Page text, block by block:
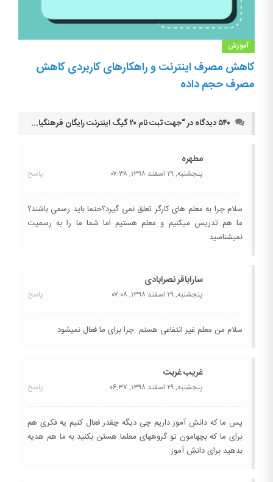
آموزش
کاهش مصرف اینترنت و راهکارهای کاربردی کاهش
مصرف حجم داده
جهت ثبت نام ۲۰ گیگ اینترنت رایگان فرهنگیان اینجا کلیک کنید
مطهره
پنجشنبه, ۲۹ اسفند ۱۳۹۸, ۰۷:۳۸ پاسخ
سلام چرا به معلم های کارگر تعلق نمی گیرد؟‌حتما باید رسمی باشند‌؟‌
ما هم تدریس میکنیم و معلم هستیم اما شما ما را به رسمیت
نمیشناسید
ساراباقر نصرابادی
پنجشنبه, ۲۹ اسفند ۱۳۹۸, ۰۷:۰۸ پاسخ
سلام من معلم غیر انتفاعی هستم .چرا برای ما فعال نمیشود
غریب غربت
پنجشنبه, ۲۹ اسفند ۱۳۹۸, ۰۶:۳۷ پاسخ
پس ما که دانش آموز داریم چی دیگه چقدر فعال کنیم یه فکری هم
برای ما که بچهامون تو گروههای معلما هستن بکنید.به ما هم هدیه
بدهید برای دانش آموز